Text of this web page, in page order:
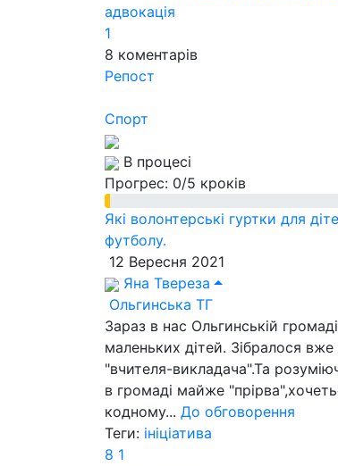
адвокація
1
8 коментарів
Репост
Спорт
В процесі
Прогрес: 0/5 кроків
Які волонтерські гуртки для
футболу.
12 Вересня 2021
Яна Твереза
Ольгинська ТГ
Зараз в нас Ольгинській
маленьких дітей. Зібралося
"вчителя-викладача".Та
в громаді майже
кодному... До обговорення
Теги: ініціатива
8 1